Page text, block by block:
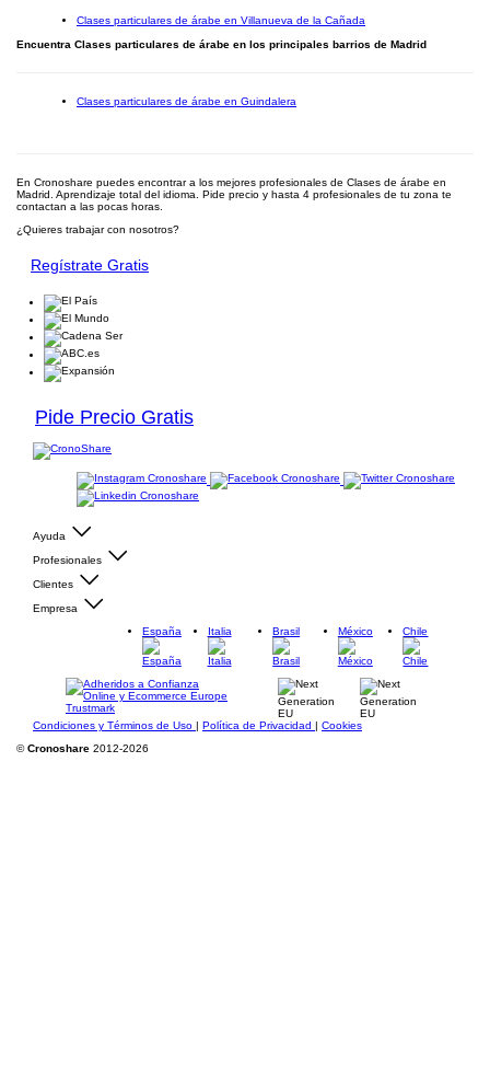
Clases particulares de árabe en Villanueva de la Cañada
Encuentra Clases particulares de árabe en los principales barrios de Madrid
Clases particulares de árabe en Guindalera
En Cronoshare puedes encontrar a los mejores profesionales de Clases de árabe en
Madrid. Aprendizaje total del idioma. Pide precio y hasta 4 profesionales de tu zona te
contactan a las pocas horas.
¿Quieres trabajar con nosotros?
Regístrate Gratis
Pide Precio Gratis
Ayuda
Profesionales
Clientes
Empresa
España
Italia Brasil México Chile
Condiciones y Términos de Uso | Política de Privacidad | Cookies
©Cronoshare 2012-2026